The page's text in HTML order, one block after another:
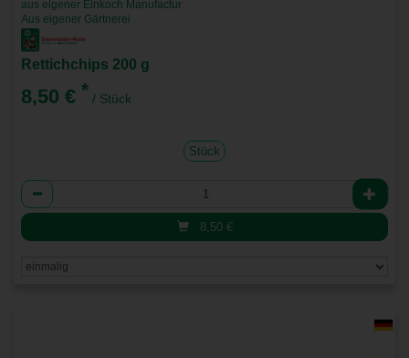
aus eigener Einkoch Manufactur
Aus eigener Gärtnerei
Rettichchips 200 g
8,50 € * / Stück
Stück
Anzahl
8,50 €